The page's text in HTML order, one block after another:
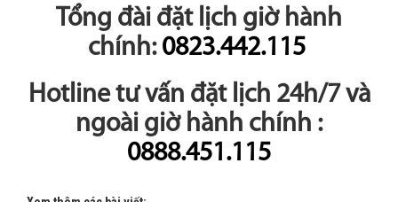
Tổng đài đặt lịch giờ hành
chính:0823.442.115
Hotline tư vấn đặt lịch 24h/7 và
ngoài giờ hành chính :
0888.451.115